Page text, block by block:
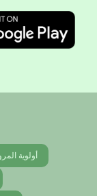
أولوية